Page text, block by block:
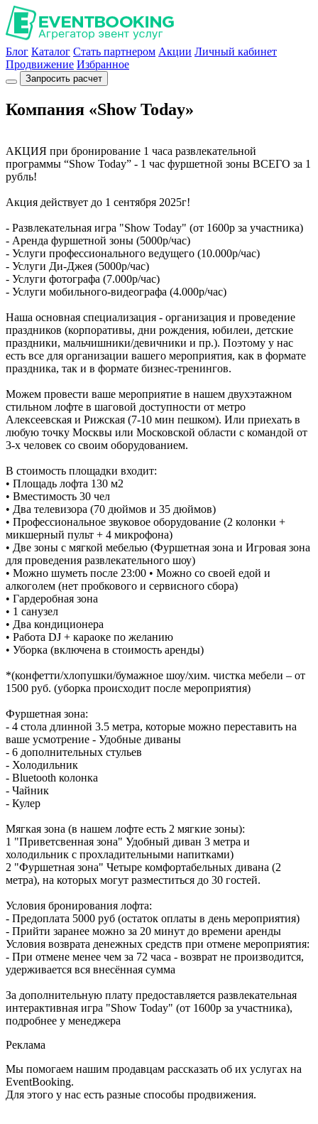
Блог Каталог Стать партнером Акции Личный кабинет
Продвижение Избранное
Запросить расчет
Компания «Show Today»
АКЦИЯ при бронирование 1 часа развлекательной
программы “Show Today” - 1 час фуршетной зоны ВСЕГО за 1
рубль!
Акция действует до 1 сентября 2025г!
- Развлекательная игра "Show Today" (от 1600р за участника)
- Аренда фуршетной зоны (5000р/час)
- Услуги профессионального ведущего (10.000р/час)
- Услуги Ди-Джея (5000р/час)
- Услуги фотографа (7.000р/час)
- Услуги мобильного-видеографа (4.000р/час)
Наша основная специализация - организация и проведение
праздников (корпоративы, дни рождения, юбилеи, детские
праздники, мальчишники/девичники и пр.). Поэтому у нас
есть все для организации вашего мероприятия, как в формате
праздника, так и в формате бизнес-тренингов.
Можем провести ваше мероприятие в нашем двухэтажном
стильном лофте в шаговой доступности от метро
Алексеевская и Рижская (7-10 мин пешком). Или приехать в
любую точку Москвы или Московской области с командой от
3-х человек со своим оборудованием.
В стоимость площадки входит:
• Площадь лофта 130 м2
• Вместимость 30 чел
• Два телевизора (70 дюймов и 35 дюймов)
• Профессиональное звуковое оборудование (2 колонки +
микшерный пульт + 4 микрофона)
• Две зоны с мягкой мебелью (Фуршетная зона и Игровая зона
для проведения развлекательного шоу)
• Можно шуметь после 23:00 • Можно со своей едой и
алкоголем (нет пробкового и сервисного сбора)
• Гардеробная зона
• 1 санузел
• Два кондиционера
• Работа DJ + караоке по желанию
• Уборка (включена в стоимость аренды)
*(конфетти/хлопушки/бумажное шоу/хим. чистка мебели – от
1500 руб. (уборка происходит после мероприятия)
Фуршетная зона:
- 4 стола длинной 3.5 метра, которые можно переставить на
ваше усмотрение - Удобные диваны
- 6 дополнительных стульев
- Холодильник
- Bluetooth колонка
- Чайник
- Кулер
Мягкая зона (в нашем лофте есть 2 мягкие зоны):
1 "Приветсвенная зона" Удобный диван 3 метра и
холодильник с прохладительными напитками)
2 "Фуршетная зона" Четыре комфортабельных дивана (2
метра), на которых могут разместиться до 30 гостей.
Условия бронирования лофта:
- Предоплата 5000 руб (остаток оплаты в день мероприятия)
- Прийти заранее можно за 20 минут до времени аренды
Условия возврата денежных средств при отмене мероприятия:
- При отмене менее чем за 72 часа - возврат не производится,
удерживается вся внесённая сумма
За дополнительную плату предоставляется развлекательная
интерактивная игра "Show Today" (от 1600р за участника),
подробнее у менеджера
Реклама
Мы помогаем нашим продавцам рассказать об их услугах на
EventBooking.
Для этого у нас есть разные способы продвижения.